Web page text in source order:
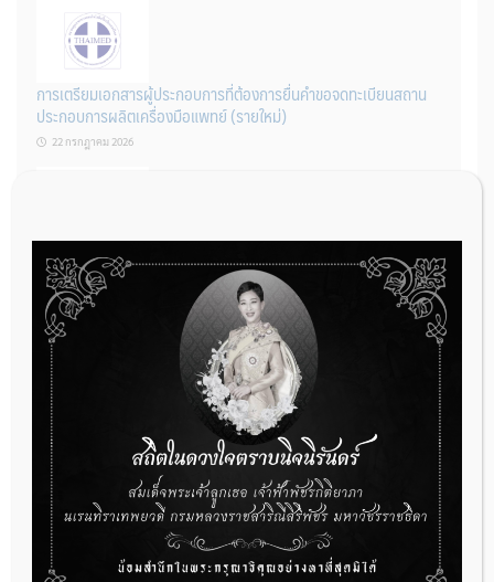
การเตรียมเอกสารผู้ประกอบการที่ต้องการยื่นคำขอจดทะเบียนสถาน
ประกอบการผลิตเครื่องมือแพทย์ (รายใหม่)
22 กรกฎาคม 2026
ผู้ประกอบการผลิต และ นักวิจัย ที่ต้องการขึ้นทะเบียนเครื่องมือแพทย์
ต้องทำอย่างไรบ้าง
22 กรกฎาคม 2026
กองควบคุมเครื่องมือแพทย์ เปิดรับฟังความคิดเห็นหลักการยกร่าง
กฎหมาย จำนวน 3 ฉบับ ผ่านระบบกลางทางกฎหมาย
22 กรกฎาคม 2026